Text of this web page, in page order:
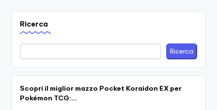
Ricerca
Ricerca
Scopri il miglior mazzo Pocket Koraidon EX per
Pokémon TCG:…